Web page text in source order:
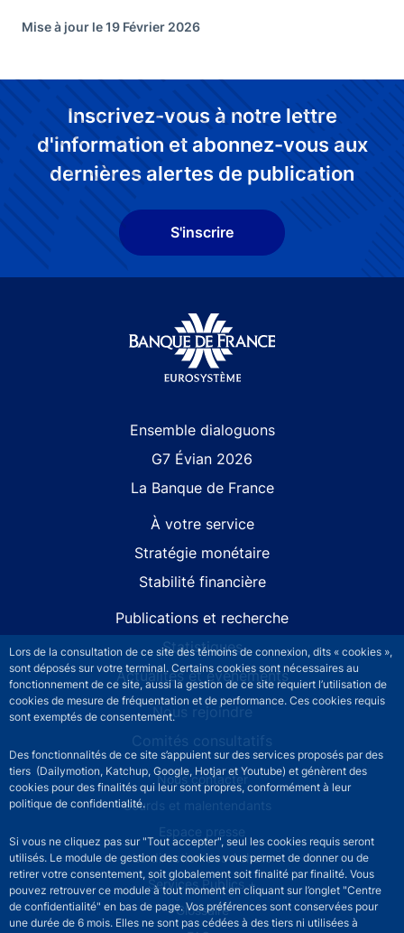
Lors de la consultation de ce site des témoins de connexion, dits « cookies »,
sont déposés sur votre terminal. Certains cookies sont nécessaires au
fonctionnement de ce site, aussi la gestion de ce site requiert l’utilisation de
cookies de mesure de fréquentation et de performance. Ces cookies requis
sont exemptés de consentement.
Des fonctionnalités de ce site s’appuient sur des services proposés par des
tiers (Dailymotion, Katchup, Google, Hotjar et Youtube) et génèrent des
cookies pour des finalités qui leur sont propres, conformément à leur
politique de confidentialité.
Si vous ne cliquez pas sur "Tout accepter", seul les cookies requis seront
utilisés. Le module de gestion des cookies vous permet de donner ou de
retirer votre consentement, soit globalement soit finalité par finalité. Vous
pouvez retrouver ce module à tout moment en cliquant sur l’onglet "Centre
de confidentialité" en bas de page. Vos préférences sont conservées pour
une durée de 6 mois. Elles ne sont pas cédées à des tiers ni utilisées à
Mise à jour le 19 Février 2026
Inscrivez-vous à notre lettre
d'information et abonnez-vous aux
dernières alertes de publication
S'inscrire
Ensemble dialoguons
G7 Évian 2026
La Banque de France
À votre service
Stratégie monétaire
Stabilité financière
Publications et recherche
Statistiques
Actualités et événements
Nous rejoindre
Comités consultatifs
Footer secondary menuNous contacter
Sourds et malentendants
Espace presse
La direction des Achats
Services Publics +
Glossaire